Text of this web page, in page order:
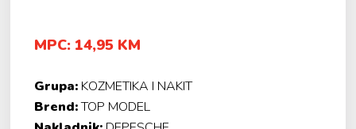
MPC: 14,95 KM
Grupa: KOZMETIKA I NAKIT
Brend:TOP MODEL